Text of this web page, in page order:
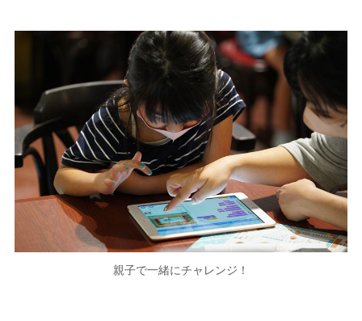
親子で一緒にチャレンジ！